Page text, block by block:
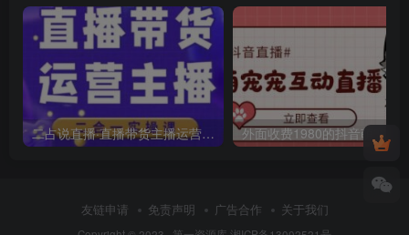
二占说直播·直播带货主播运营课程，主播运营二合一实操课
友链申请 免责声明 广告合作 关于我们